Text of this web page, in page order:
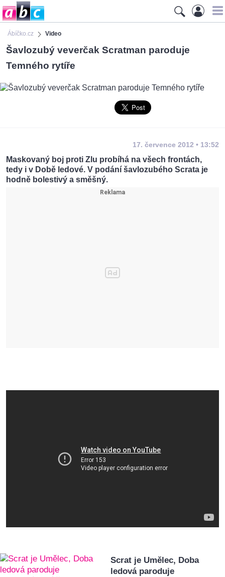
Ábíčko.cz Video
Šavlozubý veverčak Scratman paroduje
Temného rytíře
17. července 2012 • 13:52
Maskovaný boj proti Zlu probíhá na všech frontách,
tedy i v Době ledové. V podání šavlozubého Scrata je
hodně bolestivý a směšný.
Scrat je Umělec, Doba
ledová paroduje